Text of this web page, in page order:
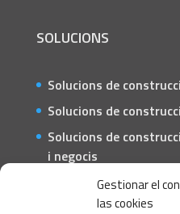
Gestionar el
las cookies
SOLUCIONS
Solucions de
Solucions de
Solucions de
i negocis
Solucions de